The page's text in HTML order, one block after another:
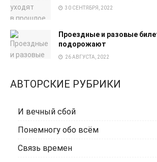
30 СЕНТЯБРЯ, 2022
Проездные и разовые
подорожают
26 АВГУСТА, 2022
АВТОРСКИЕ РУБРИКИ
И вечный сбой
Понемногу обо всём
Связь времен